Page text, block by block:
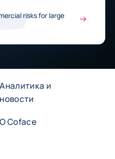
risks for large
Аналитика и
новости
О Coface